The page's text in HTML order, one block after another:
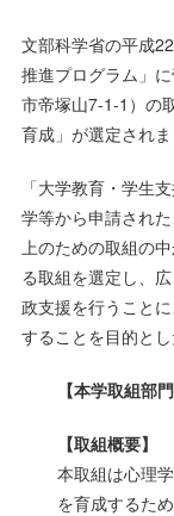
文部科学省の平成
推進プログラム」
市帝塚山7-1-1）の
育成」が選定されま
「大学教育・学生
学等から申請され
上のための取組の
る取組を選定し、
政支援を行うこと
することを目的とし
【本学取組部門
【取組概要】
本取組は心理
を育成するた